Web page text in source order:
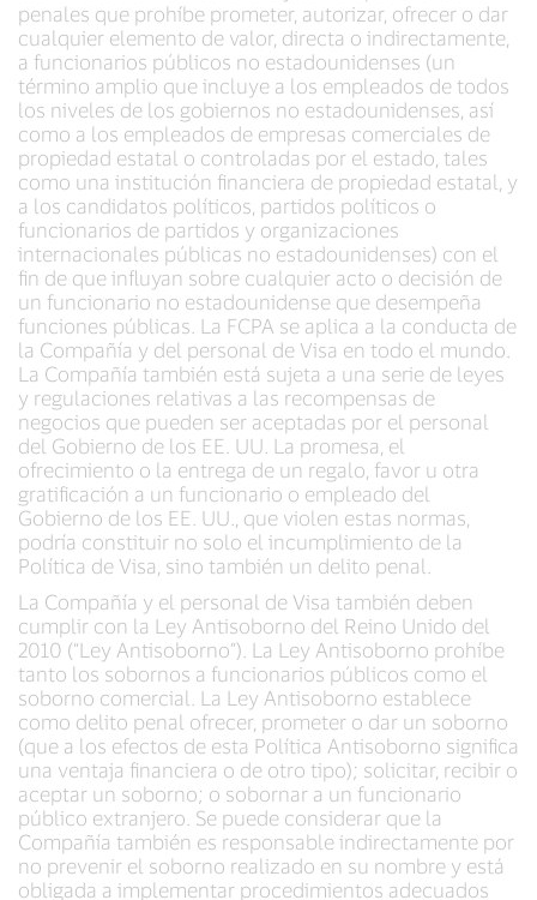
penales que prohíbe prometer, autorizar, ofrecer o dar
cualquier elemento de valor, directa o indirectamente,
a funcionarios públicos no estadounidenses (un
término amplio que incluye a los empleados de todos
los niveles de los gobiernos no estadounidenses, así
como a los empleados de empresas comerciales de
propiedad estatal o controladas por el estado, tales
como una institución financiera de propiedad estatal, y
a los candidatos políticos, partidos políticos o
funcionarios de partidos y organizaciones
internacionales públicas no estadounidenses) con el
fin de que influyan sobre cualquier acto o decisión de
un funcionario no estadounidense que desempeña
funciones públicas. La FCPA se aplica a la conducta de
la Compañía y del personal de Visa en todo el mundo.
La Compañía también está sujeta a una serie de leyes
y regulaciones relativas a las recompensas de
negocios que pueden ser aceptadas por el personal
del Gobierno de los EE. UU. La promesa, el
ofrecimiento o la entrega de un regalo, favor u otra
gratificación a un funcionario o empleado del
Gobierno de los EE. UU., que violen estas normas,
podría constituir no solo el incumplimiento de la
Política de Visa, sino también un delito penal.
La Compañía y el personal de Visa también deben
cumplir con la Ley Antisoborno del Reino Unido del
2010 (“Ley Antisoborno”). La Ley Antisoborno prohíbe
tanto los sobornos a funcionarios públicos como el
soborno comercial. La Ley Antisoborno establece
como delito penal ofrecer, prometer o dar un soborno
(que a los efectos de esta Política Antisoborno significa
una ventaja financiera o de otro tipo); solicitar, recibir o
aceptar un soborno; o sobornar a un funcionario
público extranjero. Se puede considerar que la
Compañía también es responsable indirectamente por
no prevenir el soborno realizado en su nombre y está
obligada a implementar procedimientos adecuados